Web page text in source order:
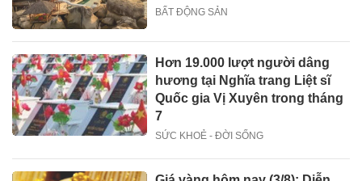
BẤT ĐỘNG SẢN
Hơn 19.000 lượt người dâng
hương tại Nghĩa trang Liệt sĩ
Quốc gia Vị Xuyên trong tháng
7
SỨC KHOẺ - ĐỜI SỐNG